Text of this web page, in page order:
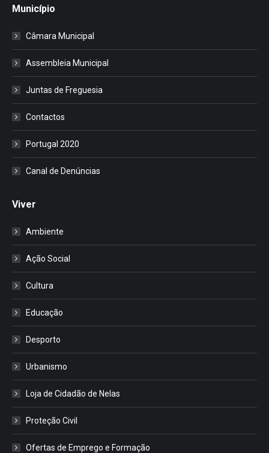
Município
Câmara Municipal
Assembleia Municipal
Juntas de Freguesia
Contactos
Portugal 2020
Canal de Denúncias
Viver
Ambiente
Ação Social
Cultura
Educação
Desporto
Urbanismo
Loja de Cidadão de Nelas
Proteção Civil
Ofertas de Emprego e Formação